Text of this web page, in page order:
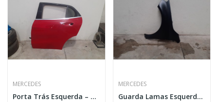
MERCEDES
Porta Trás Esquerda – MERCEDES-BENZ GLA-CLASS...
MERCEDES
Guarda Lamas Esquerdo – MERCEDES-BENZ A-CLASS...